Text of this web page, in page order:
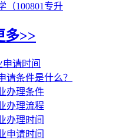
（100801专升
多>>
请时间
请条件是什么？
办理条件
办理流程
办理时间
申请时间